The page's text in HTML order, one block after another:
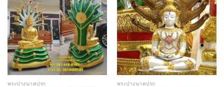
Add to
Wishlist
พระปางนาคปรก
Add to
Wishlist
พระปางนาคปรก